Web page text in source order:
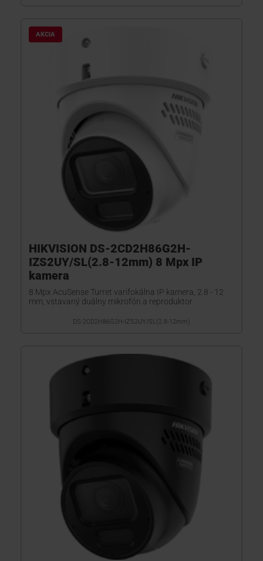
AKCIA
HIKVISION DS-2CD2H86G2H-
IZS2UY/SL(2.8-12mm) 8 Mpx IP
kamera
8 Mpx AcuSense Turret varifokálna IP kamera, 2.8 - 12
mm, vstavaný duálny mikrofón a reproduktor
DS-2CD2H86G2H-IZS2UY/SL(2.8-12mm)